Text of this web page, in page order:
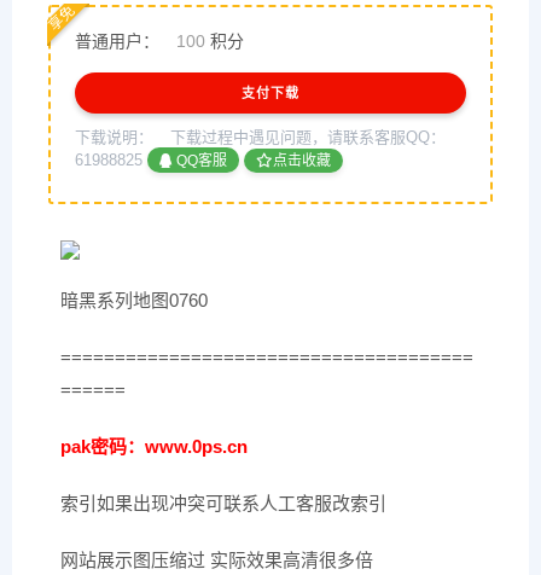
普通用户： 100 积分
享免
支付下载
下载说明：
下载过程中遇见问题，请联系客服QQ：
61988825
QQ客服 点击收藏
暗黑系列地图0760
======================================
======
pak密码：www.0ps.cn
索引如果出现冲突可联系人工客服改索引
网站展示图压缩过 实际效果高清很多倍